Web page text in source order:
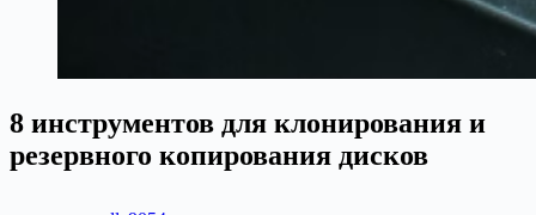
8 инструментов для клонирования и
резервного копирования дисков